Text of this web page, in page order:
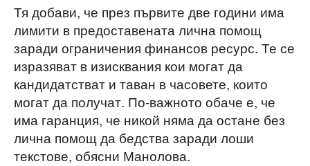
Тя добави, че през първите две години има
лимити в предоставената лична помощ
заради ограничения финансов ресурс. Те се
изразяват в изисквания кои могат да
кандидатстват и таван в часовете, които
могат да получат. По-важното обаче е, че
има гаранция, че никой няма да остане без
лична помощ да бедства заради лоши
текстове, обясни Манолова.